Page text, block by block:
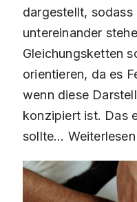
dargestellt, sodass
untereinander
Gleichungsketten
orientieren, da es
wenn diese
konzipiert ist. Das
sollte…